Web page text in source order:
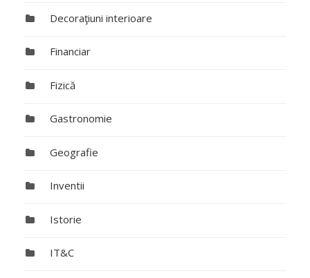
Decoraţiuni interioare
Financiar
Fizică
Gastronomie
Geografie
Inventii
Istorie
IT&C